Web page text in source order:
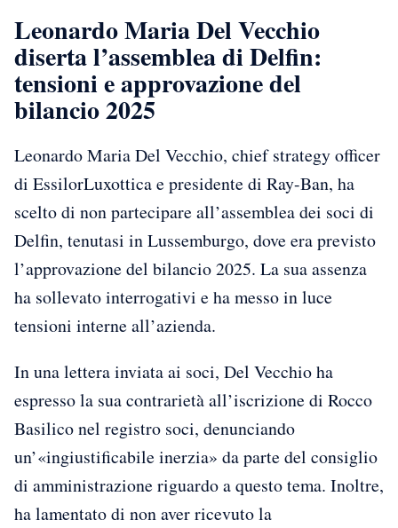
Leonardo Maria Del Vecchio
diserta l’assemblea di Delfin:
tensioni e approvazione del
bilancio 2025
Leonardo Maria Del Vecchio, chief strategy officer
di EssilorLuxottica e presidente di Ray-Ban, ha
scelto di non partecipare all’assemblea dei soci di
Delfin, tenutasi in Lussemburgo, dove era previsto
l’approvazione del bilancio 2025. La sua assenza
ha sollevato interrogativi e ha messo in luce
tensioni interne all’azienda.
In una lettera inviata ai soci, Del Vecchio ha
espresso la sua contrarietà all’iscrizione di Rocco
Basilico nel registro soci, denunciando
un’«ingiustificabile inerzia» da parte del consiglio
di amministrazione riguardo a questo tema. Inoltre,
ha lamentato di non aver ricevuto la